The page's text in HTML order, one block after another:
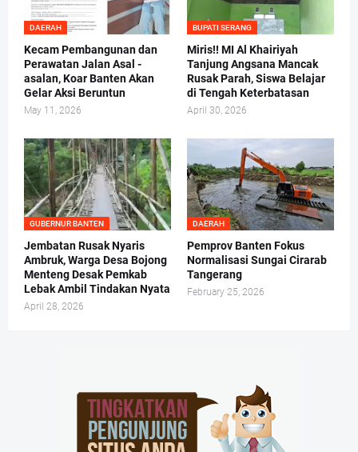
DAERAH
Kecam Pembangunan dan
Perawatan Jalan Asal -
asalan, Koar Banten Akan
Gelar Aksi Beruntun
May 11, 2026
BUPATI SERANG
Miris!! MI Al Khairiyah
Tanjung Angsana Mancak
Rusak Parah, Siswa Belajar
di Tengah Keterbatasan
April 30, 2026
GUBERNUR BANTEN
Jembatan Rusak Nyaris
Ambruk, Warga Desa Bojong
Menteng Desak Pemkab
Lebak Ambil Tindakan Nyata
April 28, 2026
DAERAH
Pemprov Banten Fokus
Normalisasi Sungai Cirarab
Tangerang
February 25, 2026